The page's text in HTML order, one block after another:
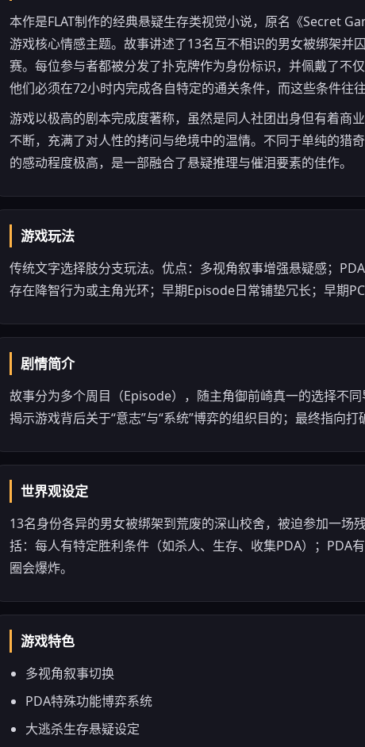
本作是FLAT制作的经典悬疑生存类视觉小说，原名《Secret
游戏核心情感主题。故事讲述了13名互不相识的男女被绑架并
赛。每位参与者都被分发了扑克牌作为身份标识，并佩戴了不
他们必须在72小时内完成各自特定的通关条件，而这些条件往
游戏以极高的剧本完成度著称，虽然是同人社团出身但有着商
不断，充满了对人性的拷问与绝境中的温情。不同于单纯的猎
的感动程度极高，是一部融合了悬疑推理与催泪要素的佳作。
游戏玩法
传统文字选择肢分支玩法。优点：多视角叙事增强悬疑感；
存在降智行为或主角光环；早期Episode日常铺垫冗长；早期PC
剧情简介
故事分为多个周目（Episode），随主角御前崎真一的选择不
揭示游戏背后关于“意志”与“系统”博弈的组织目的；最终指向打
世界观设定
13名身份各异的男女被绑架到荒废的深山校舍，被迫参加一
括：每人有特定胜利条件（如杀人、生存、收集PDA）；PDA
圈会爆炸。
游戏特色
多视角叙事切换
PDA特殊功能博弈系统
大逃杀生存悬疑设定